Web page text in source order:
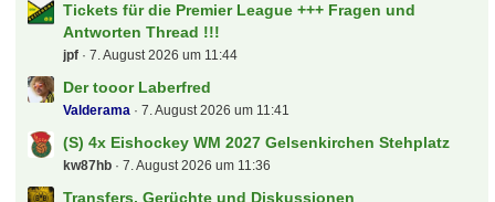
KFC Uerdingen
hens 7. August 2026 um 13:45
Alles rund ums Laufen
Dolly 7. August 2026 um 13:14
Tour de France, Giro, Vuelta und Profi-Radsport
allgemein
sox13 7. August 2026 um 12:54
Bundesliga - Spieltagsgelaber